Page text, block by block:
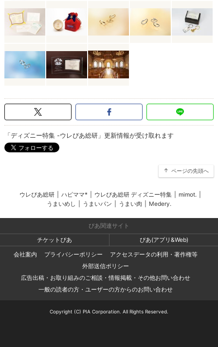
「ディズニー特集 -ウレぴあ総研」更新情報が受け取れます
ページの先頭へ
ウレぴあ総研 ハピママ* ウレぴあ総研 ディズニー特集 mimot.
うまいめし
うまいパン うまい肉 Medery.
ぴあ関連サイト
チケットぴあ
ぴあ(アプリ&Web)
会社案内
プライバシーポリシー
アクセスデータの利用・著作権等
外部送信ポリシー
広告出稿・お取り組みのご相談・情報掲載・その他お問い合わせ
一般の読者の方・ユーザーの方からのお問い合わせ
Copyright (C) PIA Corporation. All Rights Reserved.